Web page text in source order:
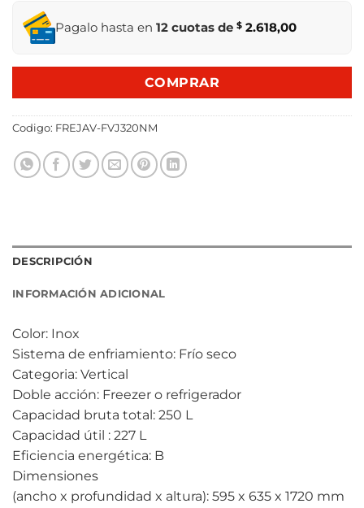
Pagalo hasta en 12 cuotas de $ 2.618,00
COMPRAR
Codigo: FREJAV-FVJ320NM
DESCRIPCIÓN
INFORMACIÓN ADICIONAL
Color: Inox
Sistema de enfriamiento: Frío seco
Categoria: Vertical
Doble acción: Freezer o refrigerador
Capacidad bruta total: 250 L
Capacidad útil : 227 L
Eficiencia energética: B
Dimensiones
(ancho x profundidad x altura): 595 x 635 x 1720 mm